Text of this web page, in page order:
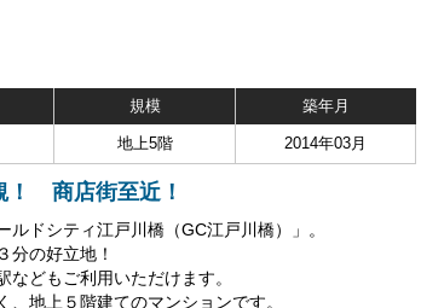
規模 築年月
地上5階 2014年03月
！ 商店街至近！
ドシティ江戸川橋（GC江戸川橋）」。
分の好立地！
どもご利用いただけます。
地上５階建てのマンションです。